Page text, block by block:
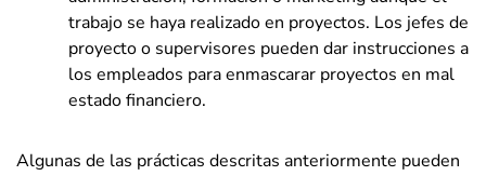
trabajo se haya realizado en proyectos. Los jefes de
proyecto o supervisores pueden dar instrucciones a
los empleados para enmascarar proyectos en mal
estado financiero.
Algunas de las prácticas descritas anteriormente pueden